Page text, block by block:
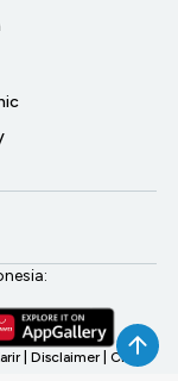
Disclaimer CNBC